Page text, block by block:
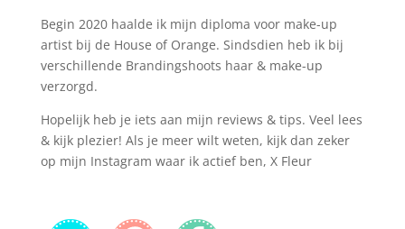
Begin 2020 haalde ik mijn diploma voor make-up
artist bij de House of Orange. Sindsdien heb ik bij
verschillende Brandingshoots haar & make-up
verzorgd.
Hopelijk heb je iets aan mijn reviews & tips. Veel lees
& kijk plezier! Als je meer wilt weten, kijk dan zeker
op mijn Instagram waar ik actief ben, X Fleur